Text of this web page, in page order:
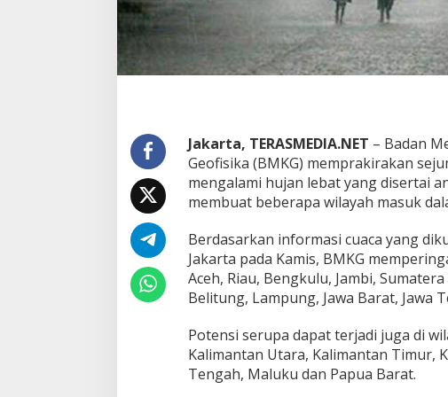
d
s
u
k
W
p
a
d
a
B
a
n
j
Jakarta, TERASMEDIA.NET – Badan
Geofisika (BMKG) memprakirakan
mengalami hujan lebat yang disertai
membuat beberapa wilayah masuk
Berdasarkan informasi cuaca yang
Jakarta pada Kamis, BMKG
Aceh, Riau, Bengkulu, Jambi,
Belitung, Lampung, Jawa Barat, Jawa
Potensi serupa dapat terjadi juga di
Kalimantan Utara, Kalimantan Timur,
Tengah, Maluku dan Papua Barat.